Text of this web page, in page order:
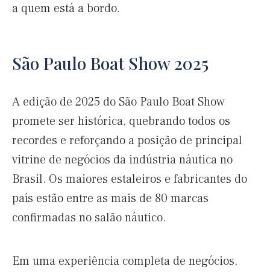
a quem está a bordo.
São Paulo Boat Show 2025
A edição de 2025 do São Paulo Boat Show
promete ser histórica, quebrando todos os
recordes e reforçando a posição de principal
vitrine de negócios da indústria náutica no
Brasil. Os maiores estaleiros e fabricantes do
país estão entre as mais de 80 marcas
confirmadas no salão náutico.
Em uma experiência completa de negócios,